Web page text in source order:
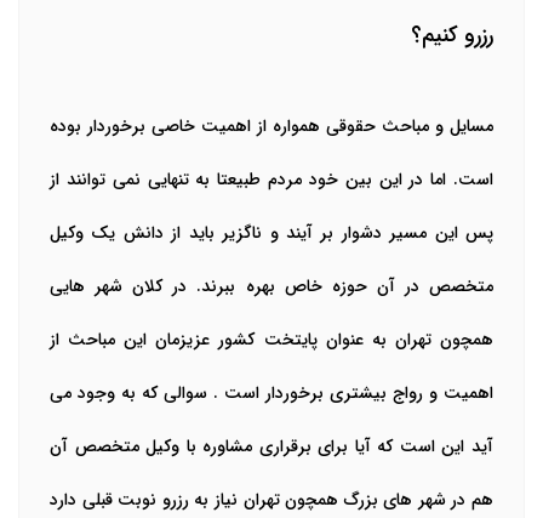
رزرو کنیم؟
مسایل و مباحث حقوقی همواره از اهمیت خاصی برخوردار بوده
است. اما در این بین خود مردم طبیعتا به تنهایی نمی توانند از
پس این مسیر دشوار بر آیند و ناگزیر باید از دانش یک وکیل
متخصص در آن حوزه خاص بهره ببرند. در کلان شهر هایی
همچون تهران به عنوان پایتخت کشور عزیزمان این مباحث از
اهمیت و رواج بیشتری برخوردار است . سوالی که به وجود می
آید این است که آیا برای برقراری مشاوره با وکیل متخصص آن
هم در شهر های بزرگ همچون تهران نیاز به رزرو نوبت قبلی دارد